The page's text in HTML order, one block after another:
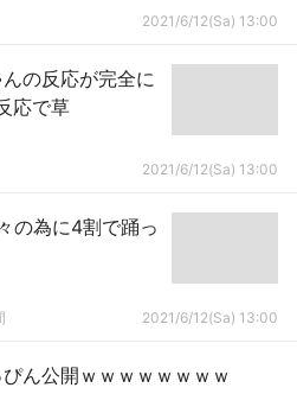
2021/6/12(Sa) 13:00
んの反応が完全に
応で草
2021/6/12(Sa) 13:00
の為に4割で踊っ
2021/6/12(Sa) 13:00
ん公開ｗｗｗｗｗｗｗｗ